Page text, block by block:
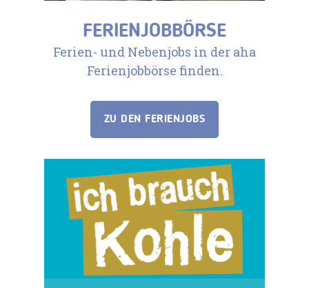
FERIENJOBBÖRSE
Ferien- und Nebenjobs in der aha
Ferienjobbörse finden.
ZU DEN FERIENJOBS